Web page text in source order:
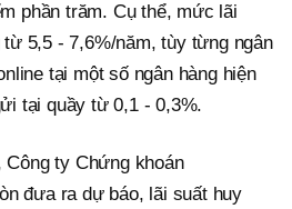
phần trăm. Cụ thể, mức lãi
5,5 - 7,6%/năm, tùy từng ngân
tại một số ngân hàng hiện
tại quầy từ 0,1 - 0,3%.
Công ty Chứng khoán
đưa ra dự báo, lãi suất huy